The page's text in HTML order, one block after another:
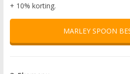
+ 10% korting.
MARLEY SPOON